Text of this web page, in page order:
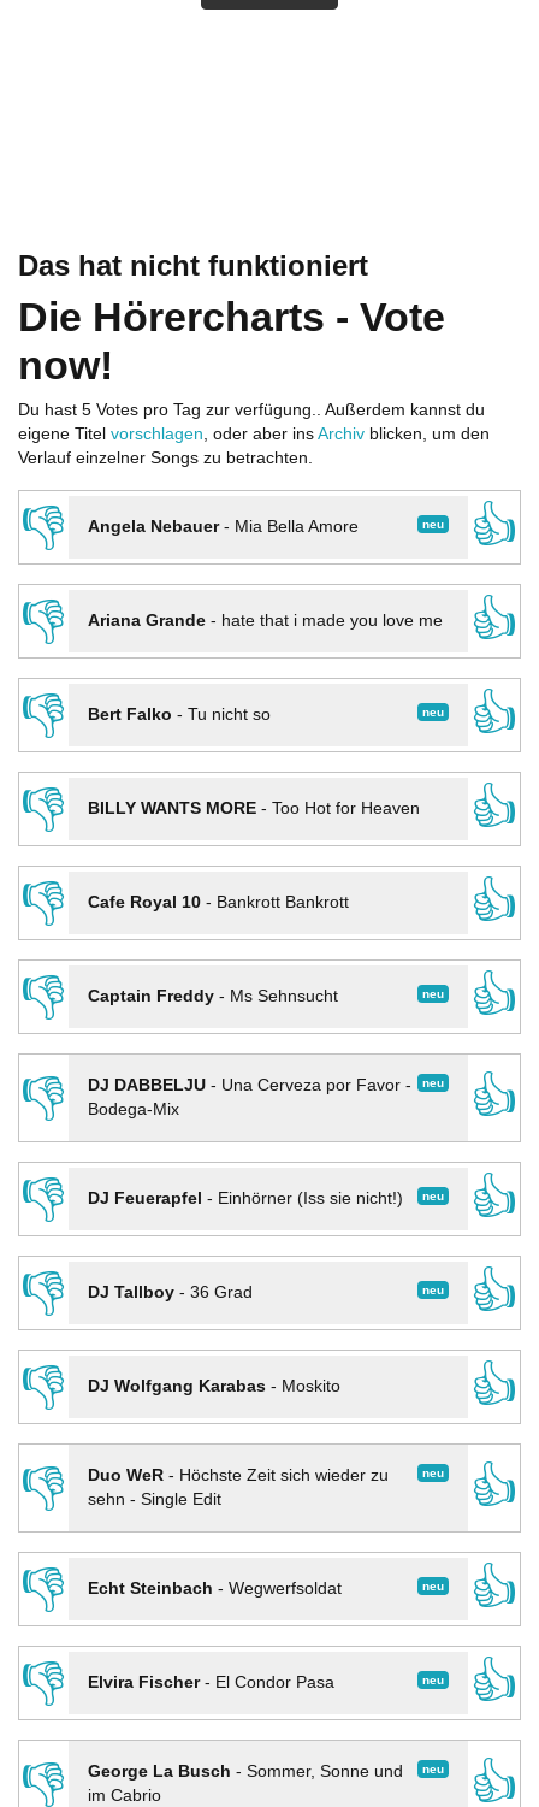
Das hat nicht funktioniert
Die Hörercharts - Vote
now!
Du hast 5 Votes pro Tag zur verfügung.. Außerdem kannst du
eigene Titel vorschlagen, oder aber ins Archiv blicken, um den
Verlauf einzelner Songs zu betrachten.
👎 neu
Angela Nebauer- Mia Bella Amore
👍
👎
Ariana Grande- hate that i made you love me
👍
👎
neu
Bert Falko - Tu nicht so
👍
👎
BILLY WANTS MORE- Too Hot for Heaven
👍
👎
Cafe Royal 10- Bankrott Bankrott
👍
👎
neu
Captain Freddy- Ms Sehnsucht
👍
👎
neu
DJ DABBELJU- Una Cerveza por Favor -
Bodega-Mix
👍
👎
neu
DJ Feuerapfel - Einhörner (Iss sie nicht!)
👍
👎
neu
DJ Tallboy- 36 Grad
👍
👎
DJ Wolfgang Karabas- Moskito
👍
👎
neu
Duo WeR- Höchste Zeit sich wieder zu
sehn - Single Edit
👍
👎
neu
Echt Steinbach - Wegwerfsoldat
👍
👎
neu
Elvira Fischer- El Condor Pasa
👍
👎
neu
George La Busch - Sommer, Sonne und
im Cabrio
👍